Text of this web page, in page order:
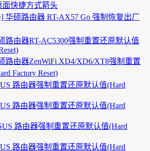
面快捷方式箭头
华硕路由器 RT-AX57 Go 强制恢复出厂
路由器RT-AC5300强制重置还原默认值
路由器ZenWiFi XD4/XD6/XT8强制重置
Factory Reset)
路由器强制重置还原默认值(Hard
路由器强制重置还原默认值(Hard
路由器强制重置还原默认值(Hard
路由器强制重置还原默认值(Hard